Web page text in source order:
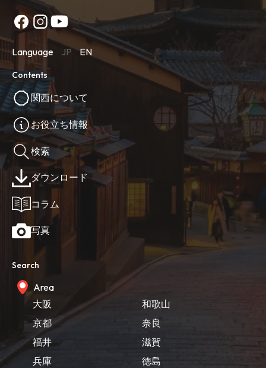
Language JP EN
Contents
関西について
お役立ち情報
検索
ダウンロード
コラム
写真
Search
Area
大阪
京都
福井
兵庫
和歌山
奈良
滋賀
徳島